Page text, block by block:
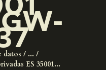
datos
...
ES 35001...